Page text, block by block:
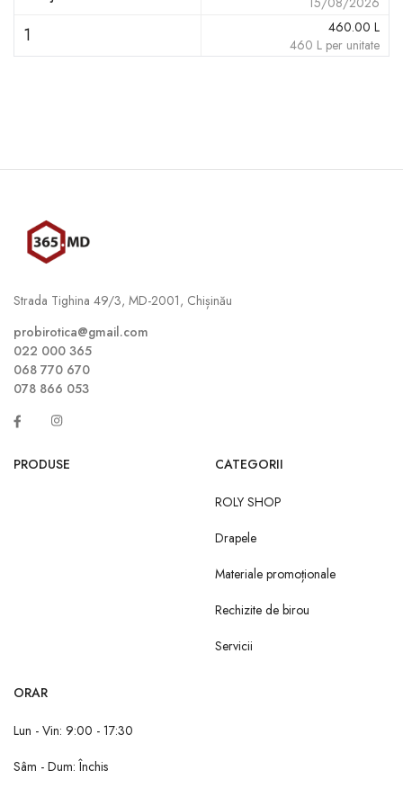
1 460.00 L
460 L per unitate
Strada Tighina 49/3, MD-2001, Chișinău
probirotica@gmail.com
022 000 365
068 770 670
078 866 053
PRODUSE CATEGORII
ROLY SHOP
Drapele
Materiale promoționale
Rechizite de birou
Servicii
ORAR
Lun - Vin: 9:00 - 17:30
Sâm - Dum: Închis